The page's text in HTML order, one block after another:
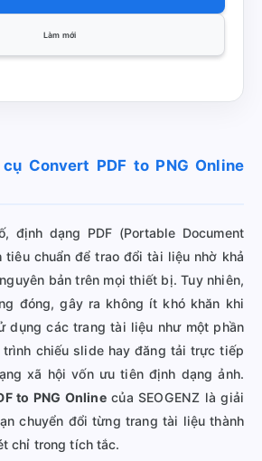
Làm mới
Convert PDF to PNG Online
định dạng PDF (Portable Document
tiêu chuẩn để trao đổi tài liệu nhờ khả
bản trên mọi thiết bị. Tuy nhiên,
đóng, gây ra không ít khó khăn khi
dụng các trang tài liệu như một phần
chiếu slide hay đăng tải trực tiếp
xã hội vốn ưu tiên định dạng ảnh.
to PNG Onlinecủa SEOGENZ là giải
chuyển đổi từng trang tài liệu thành
chỉ trong tích tắc.